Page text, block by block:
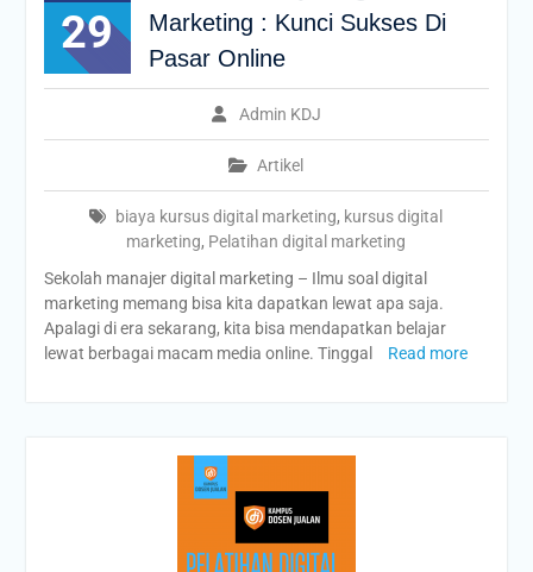
29
Marketing : Kunci Sukses Di
Pasar Online
Admin KDJ
Artikel
biaya kursus digital marketing, kursus digital
marketing, Pelatihan digital marketing
Sekolah manajer digital marketing – Ilmu soal digital
marketing memang bisa kita dapatkan lewat apa saja.
Apalagi di era sekarang, kita bisa mendapatkan belajar
lewat berbagai macam media online. Tinggal
Read more